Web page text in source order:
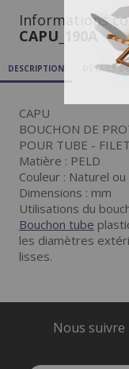
Informations
CAPU_190A
DESCRIPTION DÉTAILS
CAPU
BOUCHON DE
POUR TUBE -
Matière : PELD
Couleur : Naturel
Dimensions : mm
Utilisations du
Bouchon tube
les diamètres
lisses.
Nous suivre